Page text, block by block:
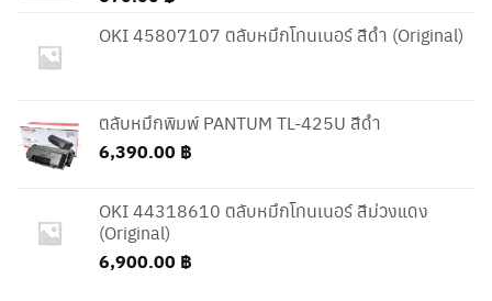
OKI 45807107 ตลับหมึกโทนเนอร์ สีดำ (Original)
ตลับหมึกพิมพ์ PANTUM TL-425U สีดำ
6,390.00 ฿
OKI 44318610 ตลับหมึกโทนเนอร์ สีม่วงแดง
(Original)
6,900.00 ฿